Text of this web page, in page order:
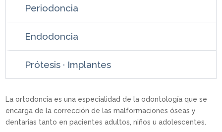
Periodoncia
Endodoncia
Prótesis · Implantes
La ortodoncia es una especialidad de la odontología que se
encarga de la corrección de las malformaciones óseas y
dentarias tanto en pacientes adultos, niños u adolescentes.